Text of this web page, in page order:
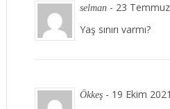
selman- 23
Yaş sınırı varmı?
Ökkeş- 19 Ekim